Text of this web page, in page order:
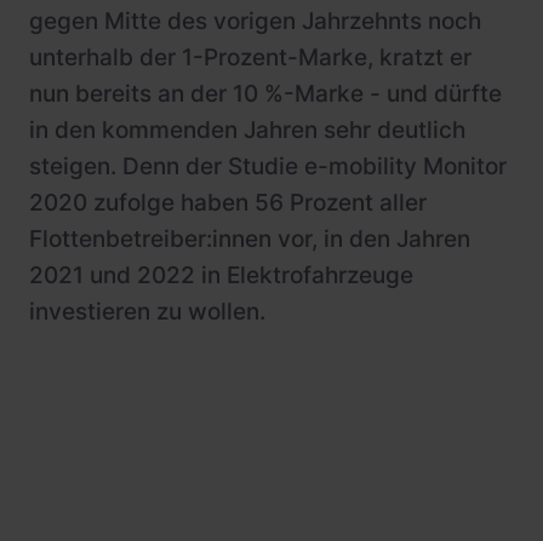
Leasinggesellschaften
Fachplaner:innen
gegen Mitte des vorigen Jahrzehnts noch
unterhalb der 1-Prozent-Marke, kratzt er
nun bereits an der 10 %-Marke - und dürfte
in den kommenden Jahren sehr deutlich
steigen. Denn der Studie e-mobility Monitor
2020 zufolge haben 56 Prozent aller
Flottenbetreiber:innen vor, in den Jahren
2021 und 2022 in Elektrofahrzeuge
investieren zu wollen.